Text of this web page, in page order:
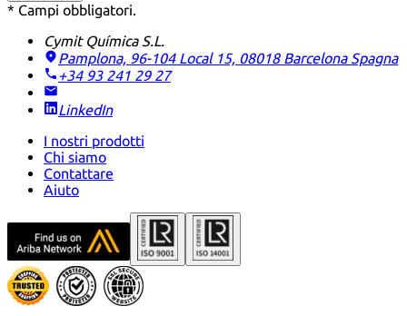
* Campi obbligatori.
Cymit Química S.L.
Pamplona, 96-104 Local 15, 08018 Barcelona Spagna
+34 93 241 29 27
LinkedIn
I nostri prodotti
Chi siamo
Contattare
Aiuto